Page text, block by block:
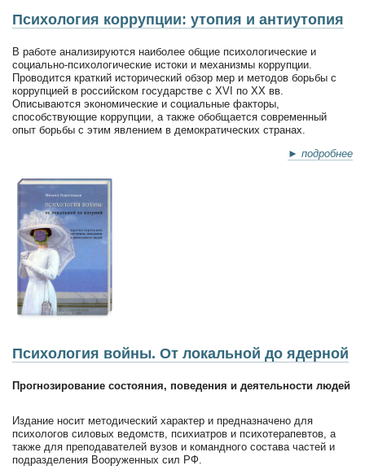
Психология коррупции: утопия и антиутопия
В работе анализируются наиболее общие психологические и
социально-психологические истоки и механизмы коррупции.
Проводится краткий исторический обзор мер и методов борьбы с
коррупцией в российском государстве с XVI по XX вв.
Описываются экономические и социальные факторы,
способствующие коррупции, а также обобщается современный
опыт борьбы с этим явлением в демократических странах.
► подробнее
Психология войны. От локальной до ядерной
Прогнозирование состояния, поведения и деятельности людей
Издание носит методический характер и предназначено для
психологов силовых ведомств, психиатров и психотерапевтов, а
также для преподавателей вузов и командного состава частей и
подразделения Вооруженных сил РФ.